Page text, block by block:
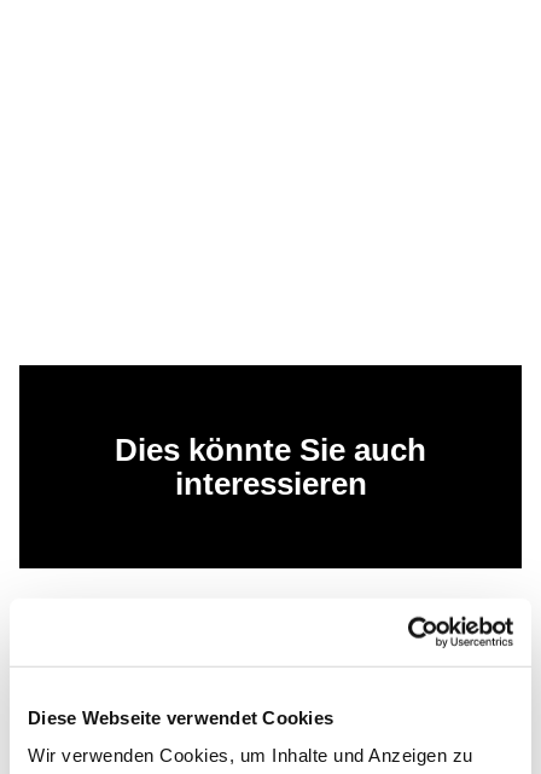
Diese Webseite verwendet Cookies
Wir verwenden Cookies, um Inhalte und Anzeigen zu
Dies könnte Sie auch
interessieren